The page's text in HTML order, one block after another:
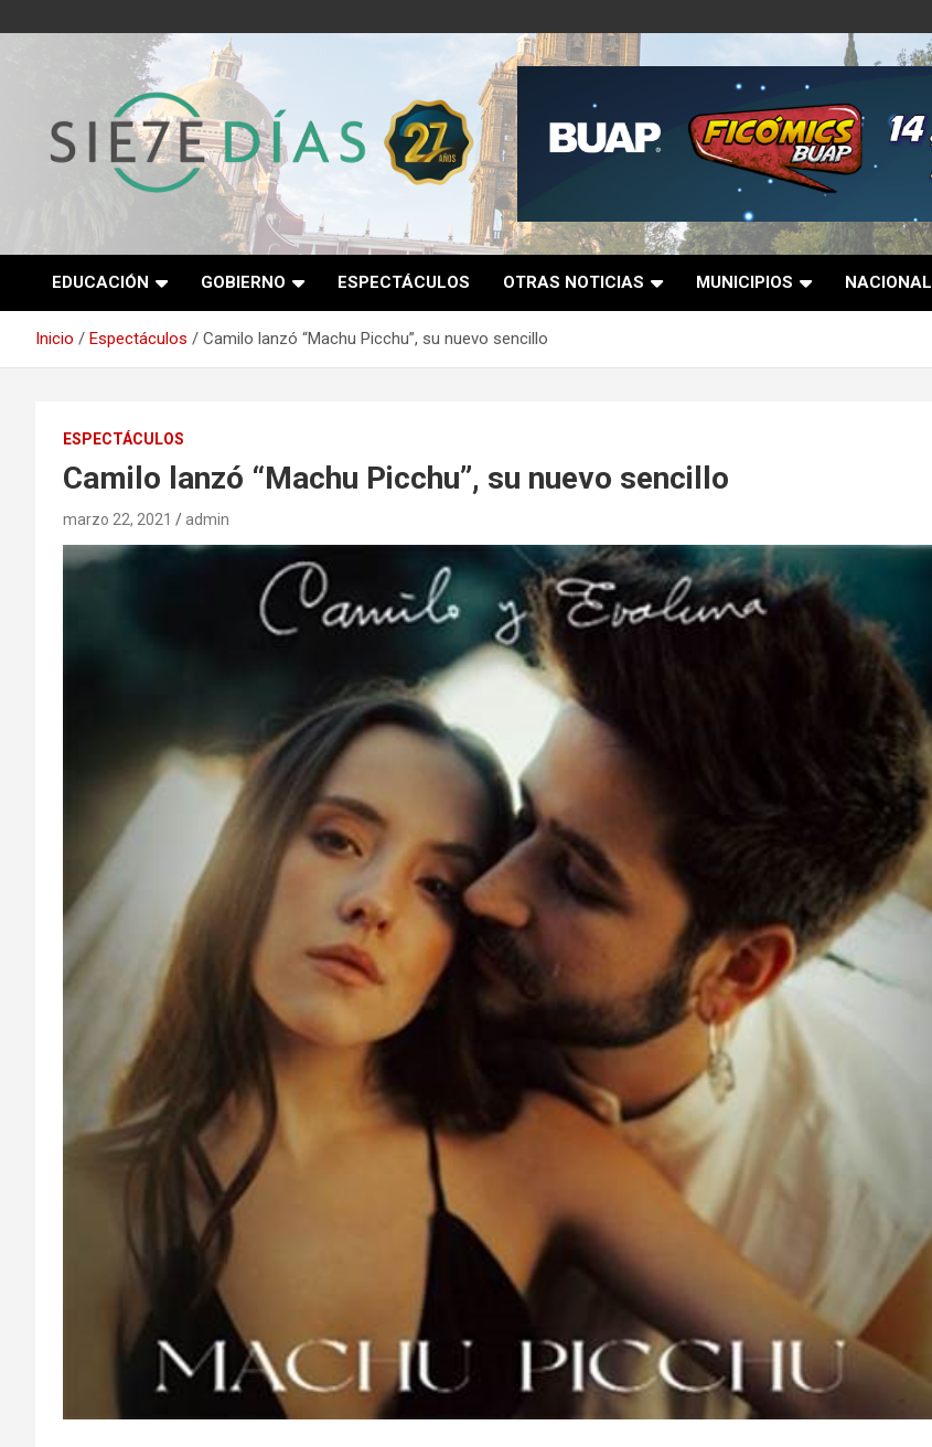
al
Semanario 7 Días
EDUCACIÓN GOBIERNO ESPECTÁCULOS OTRAS NOTICIAS MUNICIPIOS NACIONAL
Inicio Espectáculos Camilo lanzó “Machu Picchu”, su nuevo sencillo
ESPECTÁCULOS
Camilo lanzó “Machu Picchu”, su nuevo sencillo
marzo 22, 2021 admin